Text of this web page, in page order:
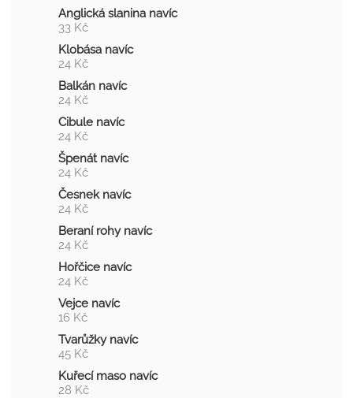
Anglická slanina navíc
33 Kč
Klobása navíc
24 Kč
Balkán navíc
24 Kč
Cibule navíc
24 Kč
Špenát navíc
24 Kč
Česnek navíc
24 Kč
Beraní rohy navíc
24 Kč
Hořčice navíc
24 Kč
Vejce navíc
16 Kč
Tvarůžky navíc
45 Kč
Kuřecí maso navíc
28 Kč